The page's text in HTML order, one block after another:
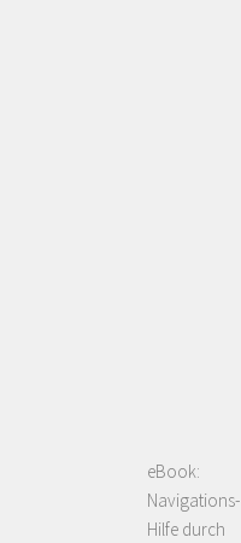
eBook:
Navigations-
Hilfe durch